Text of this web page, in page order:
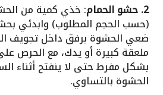
2. حشو الحمام
: خذي كمية من
(حسب الحجم المطلوب) وابدئي
ضعي الحشوة برفق داخل تجويف
ملعقة كبيرة أو يدك، مع الحرص
بشكل مفرط حتى لا ينفتح أثناء
الحشوة بالتساوي.